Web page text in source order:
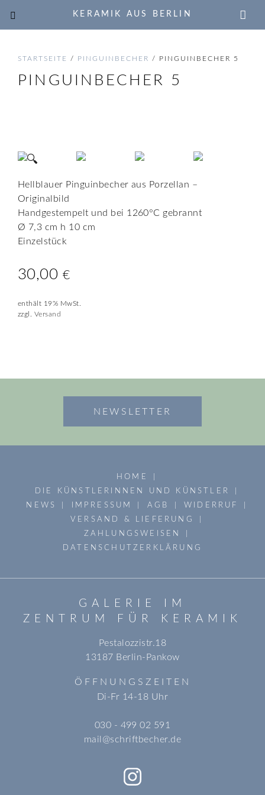
KERAMIK AUS BERLIN
STARTSEITE / PINGUINBECHER / PINGUINBECHER 5
🔍
PINGUINBECHER 5
Hellblauer Pinguinbecher aus Porzellan –
Originalbild
Handgestempelt und bei 1260°C gebrannt
Ø 7,3 cm h 10 cm
Einzelstück
30,00 €
enthält 19% MwSt.
zzgl. Versand
NEWSLETTER
HOME
DIE KÜNSTLERINNEN UND KÜNSTLER
NEWS
IMPRESSUM AGB
WIDERRUF
VERSAND & LIEFERUNG
ZAHLUNGSWEISEN
DATENSCHUTZERKLÄRUNG
GALERIE IM
ZENTRUM FÜR KERAMIK
Pestalozzistr.18
13187 Berlin-Pankow
ÖFFNUNGSZEITEN
Di-Fr 14-18 Uhr
030 - 499 02 591
mail@schriftbecher.de